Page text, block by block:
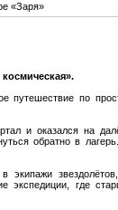
«Заря»
путешествие по
и оказался на
обратно в
экспедиции, где